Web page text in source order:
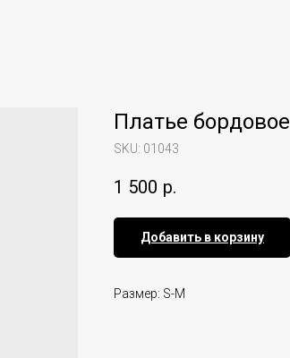
Платье бордовое
SKU: 01043
1 500 р.
Добавить в корзину
Размер: S-M